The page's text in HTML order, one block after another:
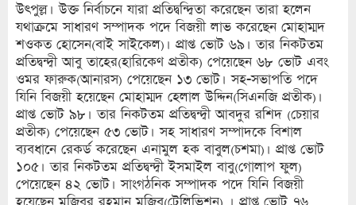
উৎপুল্ল। উক্ত নির্বাচনে যারা প্রতিদ্বন্দ্বিতা করেছেন তারা হলেন
যথাক্রমে সাধারণ সম্পাদক পদে বিজয়ী লাভ করেছেন মোহাম্মদ
শওকত হোসেন(বাই সাইকেল)। প্রাপ্ত ভোট ৬৯। তার নিকটতম
প্রতিদ্বন্দ্বী আবু তাহের(হারিকেণ প্রতীক) পেয়েছেন ৬৮ ভোট এবং
ওমর ফারুক(আনারস) পেয়েছেন ১৩ ভোট। সহ-সভাপতি পদে
যিনি বিজয়ী হয়েছেন মোহাম্মদ হেলাল উদ্দিন(সিএনজি প্রতীক)।
প্রাপ্ত ভোট ৯৮। তার নিকটতম প্রতিদ্বন্দ্বী আবদুর রশিদ (চেয়ার
প্রতীক) পেয়েছেন ৫৩ ভোট। সহ সাধারণ সম্পাদকে বিশাল
ব্যবধানে রেকর্ড করেছেন এনামুল হক বাবুল(চশমা)। প্রাপ্ত ভোট
১০৫। তার নিকটতম প্রতিদ্বন্দ্বী ইসমাইল বাবু(গোলাপ ফুল)
পেয়েছেন ৪২ ভোট। সাংগঠনিক সম্পাদক পদে যিনি বিজয়ী